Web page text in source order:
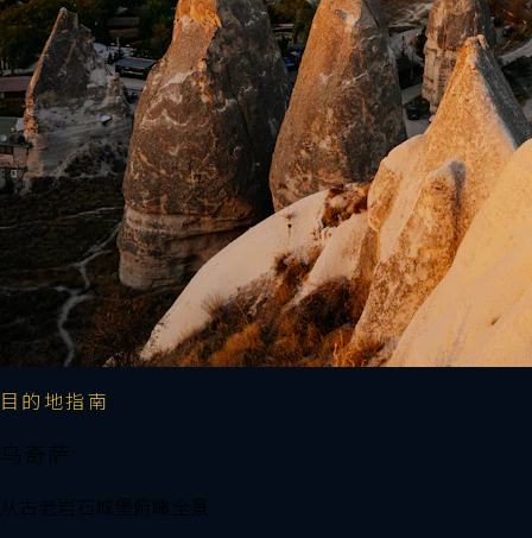
目的地指南
乌奇萨
从古老岩石城堡俯瞰全景